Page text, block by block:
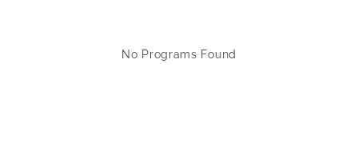
No Programs Found